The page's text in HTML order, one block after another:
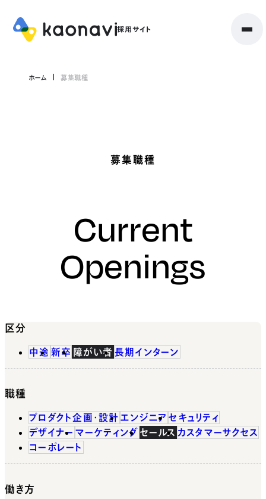
ホーム 募集職種
募集職種
Current
Openings
区分
中途 新卒 障がい者 長期インターン
職種
プロダクト企画・設計 エンジニア セキュリティ
デザイナー マーケティング セールス カスタマーサクセス
コーポレート
働き方